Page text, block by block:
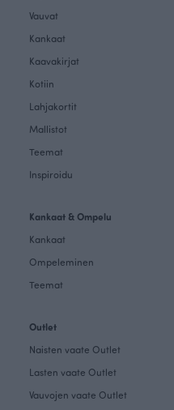
Vauvat
Kankaat
Kaavakirjat
Kotiin
Lahjakortit
Mallistot
Teemat
Inspiroidu
Kankaat & Ompelu
Kankaat
Ompeleminen
Teemat
Outlet
Naisten vaate Outlet
Lasten vaate Outlet
Vauvojen vaate Outlet